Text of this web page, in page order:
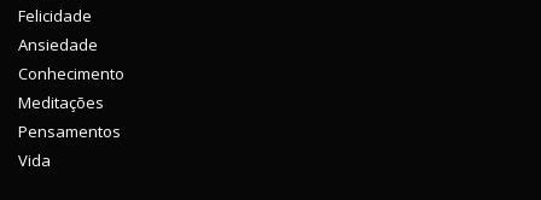
Felicidade
Ansiedade
Conhecimento
Meditações
Pensamentos
Vida